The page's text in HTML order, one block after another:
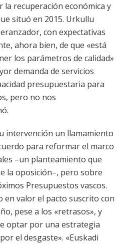
la recuperación económica y
situó en 2015. Urkullu
con expectativas
ahora bien, de que «está
los parámetros de calidad»
demanda de servicios
presupuestaria para
pero no nos
intervención un llamamiento
para reformar el marco
–un planteamiento que
la oposición–, pero sobre
Presupuestos vascos.
en valor el pacto suscrito con
pese a los «retrasos», y
optar por una estrategia
el desgaste». «Euskadi